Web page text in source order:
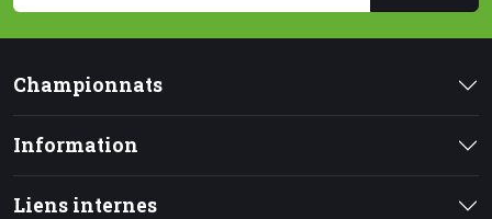
Championnats
Information
Liens internes